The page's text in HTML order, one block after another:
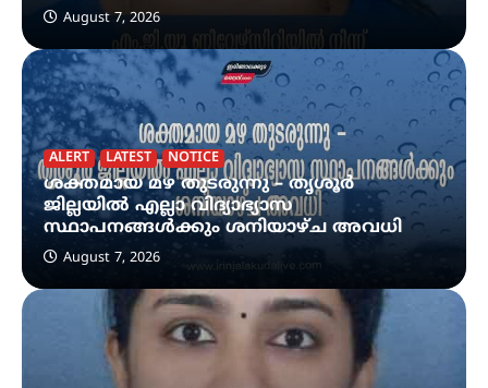
August 7, 2026
ALERT LATEST NOTICE
ശക്തമായ മഴ തുടരുന്നു – തൃശൂർ
ജില്ലയിൽ എല്ലാ വിദ്യാഭ്യാസ
സ്ഥാപനങ്ങൾക്കും ശനിയാഴ്ച അവധി
August 7, 2026